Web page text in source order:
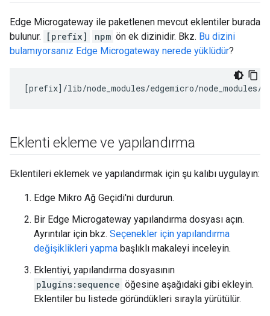
Edge Microgateway ile paketlenen mevcut eklentiler burada
bulunur.
[prefix] npm ön ek dizinidir. Bkz. Bu dizini
bulamıyorsanız Edge Microgateway nerede yüklüdür?
[prefix]/lib/node_modules/edgemicro/node_modules/
Eklenti ekleme ve yapılandırma
Eklentileri eklemek ve yapılandırmak için şu kalıbı uygulayın:
Edge Mikro Ağ Geçidi'ni durdurun.
Bir Edge Microgateway yapılandırma dosyası açın.
Ayrıntılar için bkz. Seçenekler için yapılandırma
değişiklikleri yapma başlıklı makaleyi inceleyin.
Eklentiyi, yapılandırma dosyasının
plugins:sequence öğesine aşağıdaki gibi ekleyin.
Eklentiler bu listede göründükleri sırayla yürütülür.